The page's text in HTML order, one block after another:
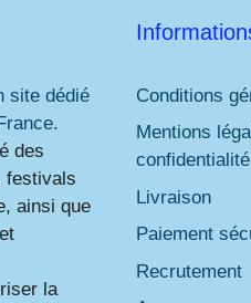
site dédié
des
festivals
ainsi que
la
Conditions
Mentions
confidentialité
Livraison
Paiement
Recrutement